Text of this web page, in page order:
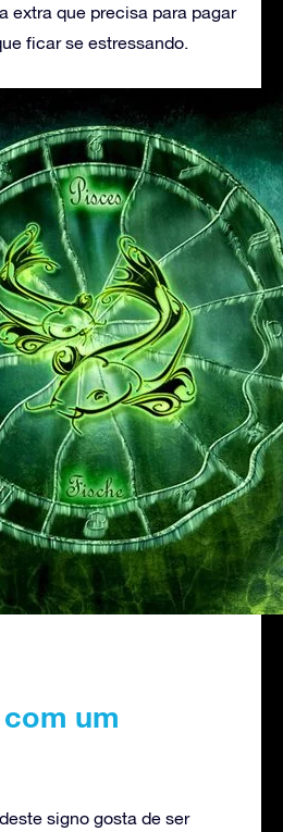
extra que precisa para pagar
ficar se estressando.
um
signo gosta de ser